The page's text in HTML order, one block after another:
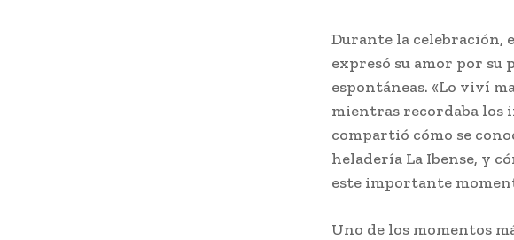
Durante la celebración,
expresó su amor por su
espontáneas. «Lo viví
mientras recordaba los
compartió cómo se
heladería La Ibense, y
este importante
Uno de los momentos